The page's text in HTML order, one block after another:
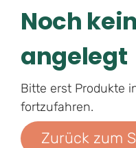
Noch
angelegt
Bitte erst Produkte
fortzufahren.
Zurück zum